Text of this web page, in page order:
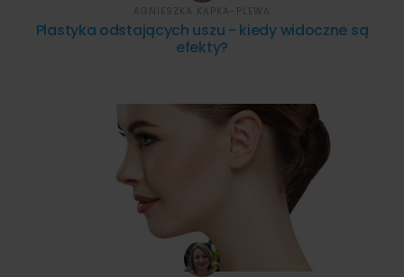
Plastyka odstających uszu - kiedy widoczne są
efekty?
AGNIESZKA KAPKA-PLEWA